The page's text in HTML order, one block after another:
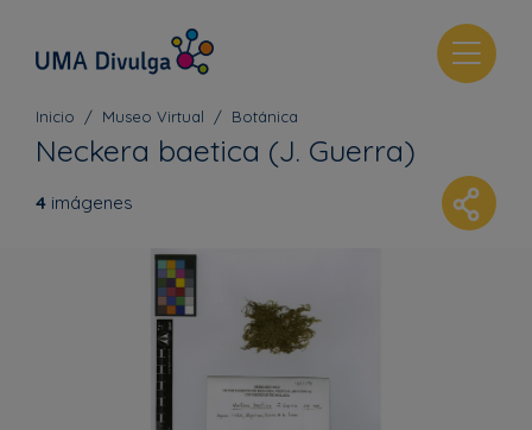
T
o
e
n
Inicio Museo Virtual Botánica
Neckera baetica (J. Guerra)
4 imágenes